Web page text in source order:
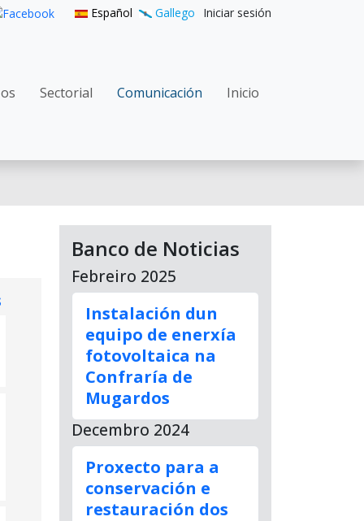
Español Gallego User
Iniciar sesión
principal
Sectorial Comunicación Inicio
Banco de Noticias
Febreiro 2025
Instalación dun
equipo de enerxía
fotovoltaica na
Confraría de
Mugardos
Decembro 2024
Proxecto para a
conservación e
restauración dos